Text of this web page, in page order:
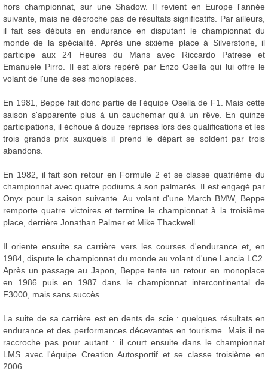
hors championnat, sur une Shadow. Il revient en Europe l'année
suivante, mais ne décroche pas de résultats significatifs. Par ailleurs,
il fait ses débuts en endurance en disputant le championnat du
monde de la spécialité. Après une sixième place à Silverstone, il
participe aux 24 Heures du Mans avec Riccardo Patrese et
Emanuele Pirro. Il est alors repéré par Enzo Osella qui lui offre le
volant de l'une de ses monoplaces.
En 1981, Beppe fait donc partie de l'équipe Osella de F1. Mais cette
saison s'apparente plus à un cauchemar qu'à un rêve. En quinze
participations, il échoue à douze reprises lors des qualifications et les
trois grands prix auxquels il prend le départ se soldent par trois
abandons.
En 1982, il fait son retour en Formule 2 et se classe quatrième du
championnat avec quatre podiums à son palmarès. Il est engagé par
Onyx pour la saison suivante. Au volant d'une March BMW, Beppe
remporte quatre victoires et termine le championnat à la troisième
place, derrière Jonathan Palmer et Mike Thackwell.
Il oriente ensuite sa carrière vers les courses d'endurance et, en
1984, dispute le championnat du monde au volant d'une Lancia LC2.
Après un passage au Japon, Beppe tente un retour en monoplace
en 1986 puis en 1987 dans le championnat intercontinental de
F3000, mais sans succès.
La suite de sa carrière est en dents de scie : quelques résultats en
endurance et des performances décevantes en tourisme. Mais il ne
raccroche pas pour autant : il court ensuite dans le championnat
LMS avec l'équipe Creation Autosportif et se classe troisième en
2006.